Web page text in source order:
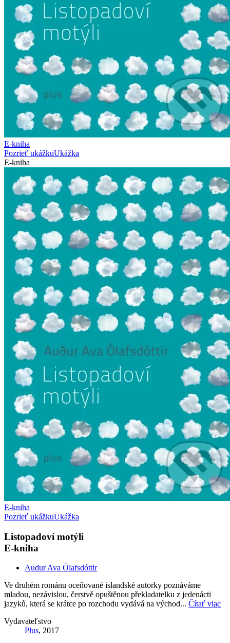
E-kniha
Pozrieť ukážkuUkážka
E-kniha
E-kniha
Pozrieť ukážkuUkážka
Listopadoví motýli
E-kniha
Audur Ava Ólafsdóttir
Ve druhém románu oceňované islandské autorky poznáváme
mladou, nezávislou, čerstvě opuštěnou překladatelku z jedenácti
jazyků, která se krátce po rozchodu vydává na východ... Čítať viac
Vydavateľstvo
Plus, 2017